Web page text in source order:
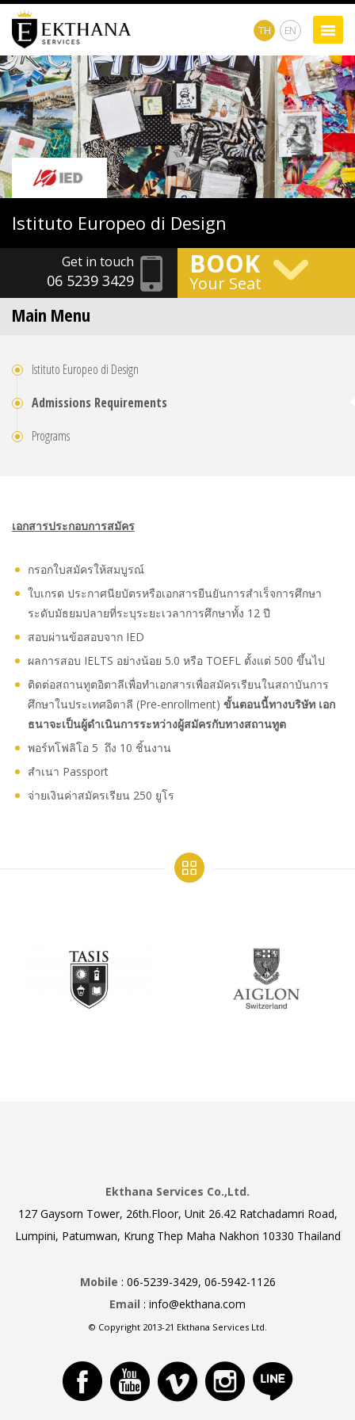
TH EN
Istituto Europeo di Design
Get in touch
06 5239 3429
BOOK
Your Seat
Main Menu
Istituto Europeo di Design
Admissions Requirements
Programs
เอกสารประกอบการสมัคร
กรอกใบสมัครให้สมบูรณ์
ใบเกรด ประกาศนียบัตรหรือเอกสารยืนยันการสำเร็จการศึกษา
ระดับมัธยมปลายที่ระบุระยะเวลาการศึกษาทั้ง 12 ปี
สอบผ่านข้อสอบจาก IED
ผลการสอบ IELTS อย่างน้อย 5.0 หรือ TOEFL ตั้งแต่ 500 ขึ้นไป
ติดต่อสถานทูตอิตาลีเพื่อทำเอกสารเพื่อสมัครเรียนในสถาบันการ
ศึกษาในประเทศอิตาลี (Pre-enrollment) ขั้นตอนนี้ทางบริษัท เอก
ธนาจะเป็นผู้ดำเนินการระหว่างผู้สมัครกับทางสถานทูต
พอร์ทโฟลิโอ 5 ถึง 10 ชิ้นงาน
สำเนา Passport
จ่ายเงินค่าสมัครเรียน 250 ยูโร
Ekthana Services Co.,Ltd.
127 Gaysorn Tower, 26th.Floor, Unit 26.42 Ratchadamri Road,
Lumpini, Patumwan, Krung Thep Maha Nakhon 10330 Thailand
Mobile : 06-5239-3429, 06-5942-1126
Email : info@ekthana.com
© Copyright 2013-21 Ekthana Services Ltd.